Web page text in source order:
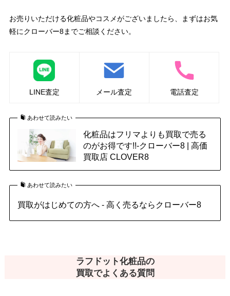
お売りいただける化粧品やコスメがございましたら、まずはお気
軽にクローバー8までご相談ください。
LINE査定 メール査定 電話査定
あわせて読みたい
化粧品はフリマよりも買取で売る
のがお得です!!-クローバー8 | 高価
買取店 CLOVER8
あわせて読みたい
買取がはじめての方へ - 高く売るならクローバー8
ラフドット化粧品の
買取でよくある質問